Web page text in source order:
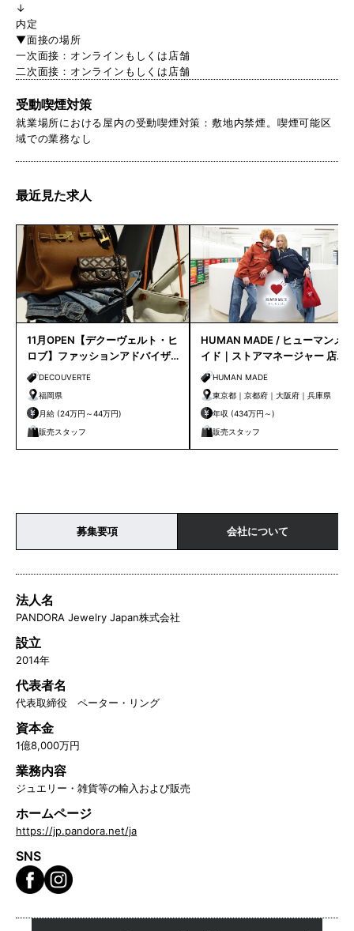
↓
内定
▼面接の場所
一次面接：オンラインもしくは店舗
二次面接：オンラインもしくは店舗
受動喫煙対策
就業場所における屋内の受動喫煙対策：敷地内禁煙。喫煙可能区
域での業務なし
最近見た求人
11月OPEN【デクーヴェルト・ヒ
ロブ】ファッションアドバイザ
ー｜天神店
DECOUVERTE
福岡県
月給 (24万円～44万円)
販売スタッフ
HUMAN MADE / ヒューマンメ
イド｜ストアマネージャー 店長
候補HUMAN MADE
東京都｜京都府｜大阪府｜兵庫県
年収 (434万円～)
販売スタッフ
募集要項 会社について
法人名
PANDORA Jewelry Japan株式会社
設立
2014年
代表者名
代表取締役 ペーター・リング
資本金
1億8,000万円
業務内容
ジュエリー・雑貨等の輸入および販売
ホームページ
https://jp.pandora.net/ja
SNS